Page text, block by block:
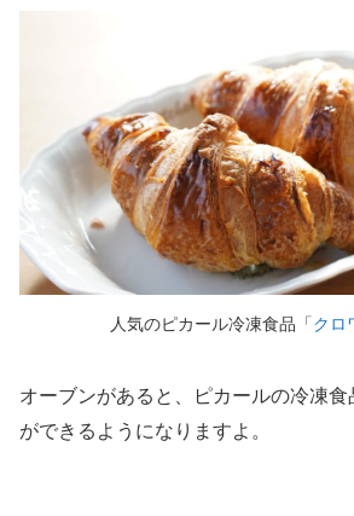
人気のピカール冷凍食品「クロ
オーブンがあると、ピカールの冷凍食
ができるようになりますよ。